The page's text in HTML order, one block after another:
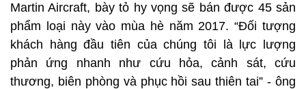
Martin Aircraft, bày tỏ hy vọng sẽ bán được 45 sản
phẩm loại này vào mùa hè năm 2017. “Đối tượng
khách hàng đầu tiên của chúng tôi là lực lượng
phản ứng nhanh như cứu hỏa, cảnh sát, cứu
thương, biên phòng và phục hồi sau thiên tai” - ông